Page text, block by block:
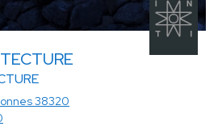
38320